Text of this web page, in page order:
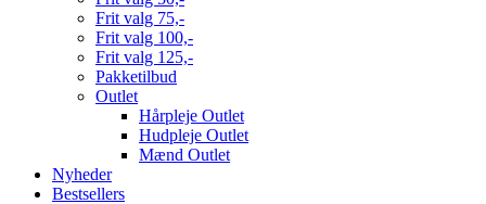
Frit valg 75,-
Frit valg 100,-
Frit valg 125,-
Pakketilbud
Outlet
Hårpleje Outlet
Hudpleje Outlet
Mænd Outlet
Nyheder
Bestsellers